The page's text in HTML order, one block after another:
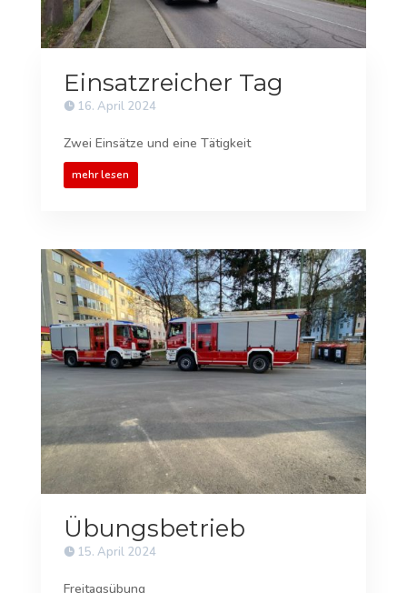
Einsatzreicher Tag
16. April 2024
Zwei Einsätze und eine Tätigkeit
mehr lesen
Übungsbetrieb
15. April 2024
Freitagsübung